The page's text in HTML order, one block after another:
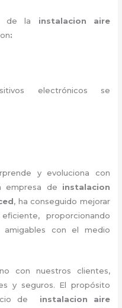
de la instalacion aire
:
electrónicos se
y evoluciona con
empresa de instalacion
, ha conseguido mejorar
proporcionando
amigables con el medio
con nuestros clientes,
y seguros. El propósito
de instalacion aire